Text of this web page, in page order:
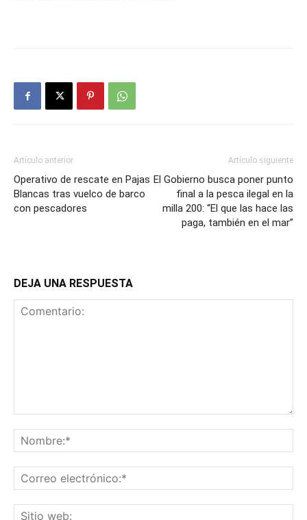
Artículo anterior
Operativo de rescate en Pajas
Blancas tras vuelco de barco
con pescadores
Artículo siguiente
El Gobierno busca poner punto
final a la pesca ilegal en la
milla 200: “El que las hace las
paga, también en el mar”
DEJA UNA RESPUESTA